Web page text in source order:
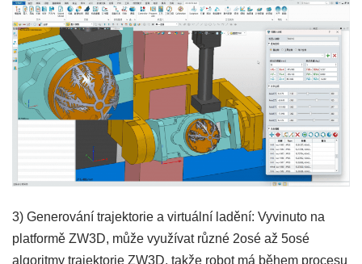
3) Generování trajektorie a virtuální ladění: Vyvinuto na
platformě ZW3D, může využívat různé 2osé až 5osé
algoritmy trajektorie ZW3D, takže robot má během procesu